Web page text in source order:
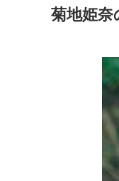
菊地姫